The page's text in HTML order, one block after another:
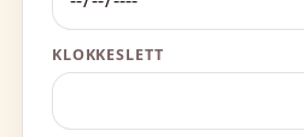
KLOKKESLETT